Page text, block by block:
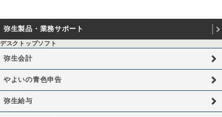
弥生製品・業務サポート
デスクトップソフト
弥生会計
やよいの青色申告
弥生給与